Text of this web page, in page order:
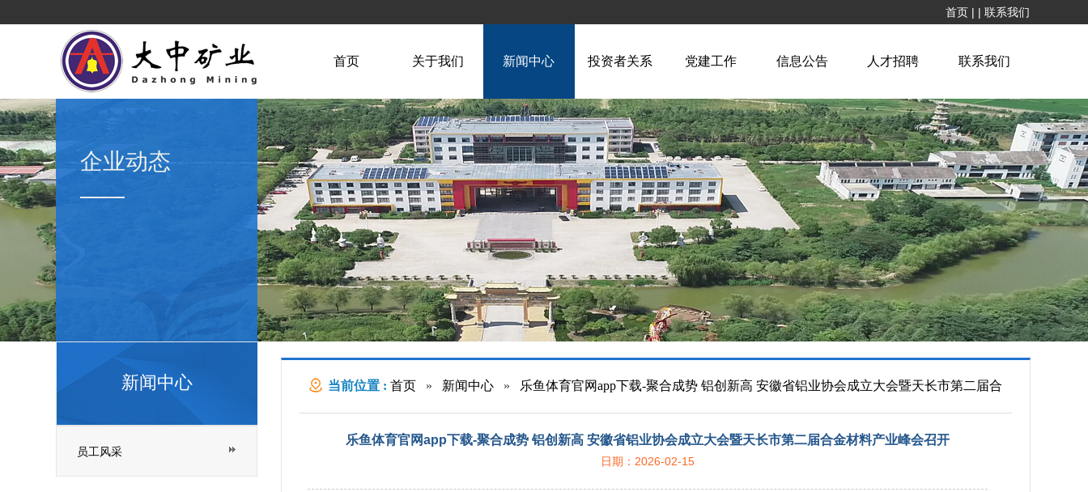
首页 | | 联系我们
首页 关于我们 新闻中心 投资者关系 党建工作 信息公告 人才招聘 联系我们
企业动态
新闻中心
员工风采
当前位置 : 首页» 新闻中心» 乐鱼体育官网app下载-聚合成势 铝创新高 安徽省铝业协会成立大会暨天长市第二届合
乐鱼体育官网app下载-聚合成势 铝创新高 安徽省铝业协会成立大会暨天长市第二届合金材料产业峰会召开
日期：2026-02-15